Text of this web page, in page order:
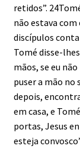
retidos”.
não estava com
discípulos
Tomé disse-
mãos, se eu
puser a mão no
depois,
em casa, e
portas, Jesus
esteja